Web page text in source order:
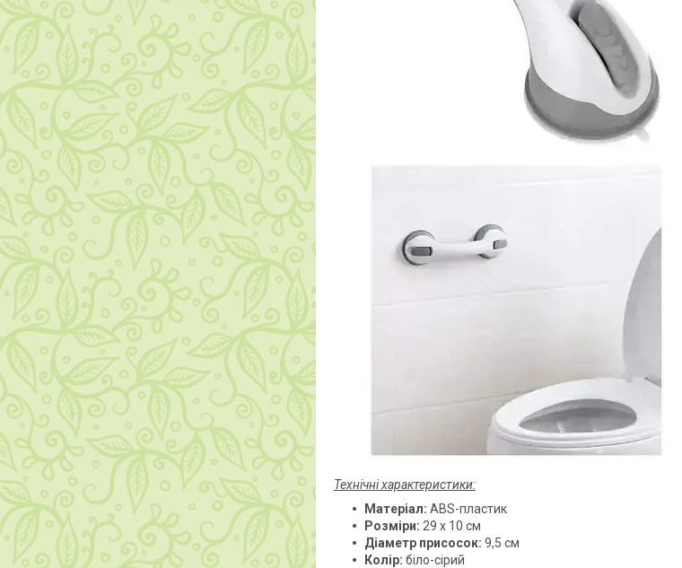
Технічні характеристики:
Матеріал: ABS-пластик
Розміри: 29 x 10 см
Діаметр присосок: 9,5 см
Колір: біло-сірий